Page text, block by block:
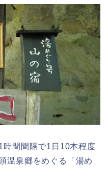
時間間隔で1日10本程度
温泉郷をめぐる「湯め